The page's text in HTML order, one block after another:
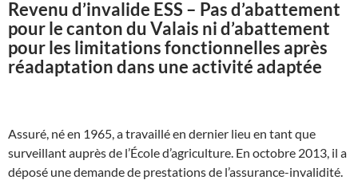
Revenu d’invalide ESS – Pas d’abattement
pour le canton du Valais ni d’abattement
pour les limitations fonctionnelles après
réadaptation dans une activité adaptée
Assuré, né en 1965, a travaillé en dernier lieu en tant que
surveillant auprès de l’École d’agriculture. En octobre 2013, il a
déposé une demande de prestations de l’assurance-invalidité.